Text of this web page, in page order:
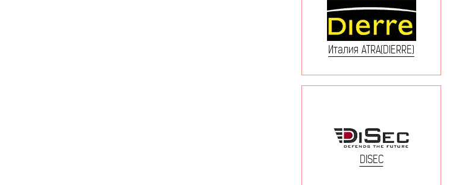
Италия ATRA(DIERRE)
DISEC